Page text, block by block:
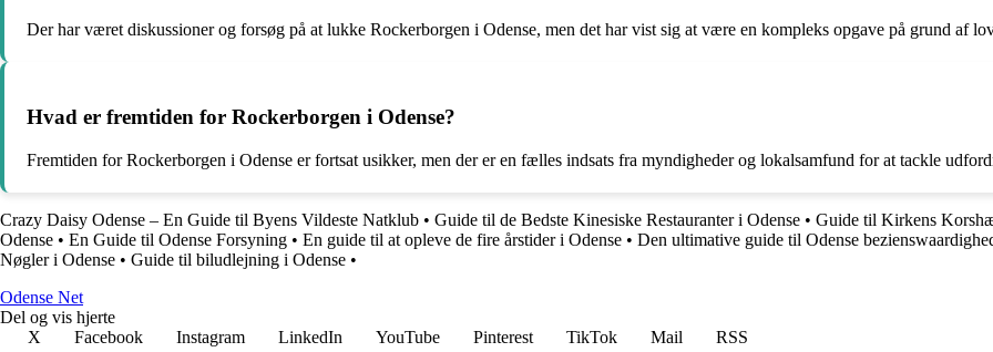
Der har været diskussioner og forsøg på at lukke Rockerborgen i Odense, men det har vist sig at være en kompleks opgave på grund af
Hvad er fremtiden for Rockerborgen i Odense?
Fremtiden for Rockerborgen i Odense er fortsat usikker, men der er en fælles indsats fra myndigheder og lokalsamfund for at tackle
Crazy Daisy Odense – En Guide til Byens Vildeste Natklub • Guide til de Bedste Kinesiske Restauranter i Odense • Guide til Kirkens
Odense • En Guide til Odense Forsyning • En guide til at opleve de fire årstider i Odense • Den ultimative guide til Odense
Nøgler i Odense • Guide til biludlejning i Odense •
Odense Net
Del og vis hjerte
X
Facebook Instagram LinkedIn YouTube Pinterest TikTok Mail
RSS